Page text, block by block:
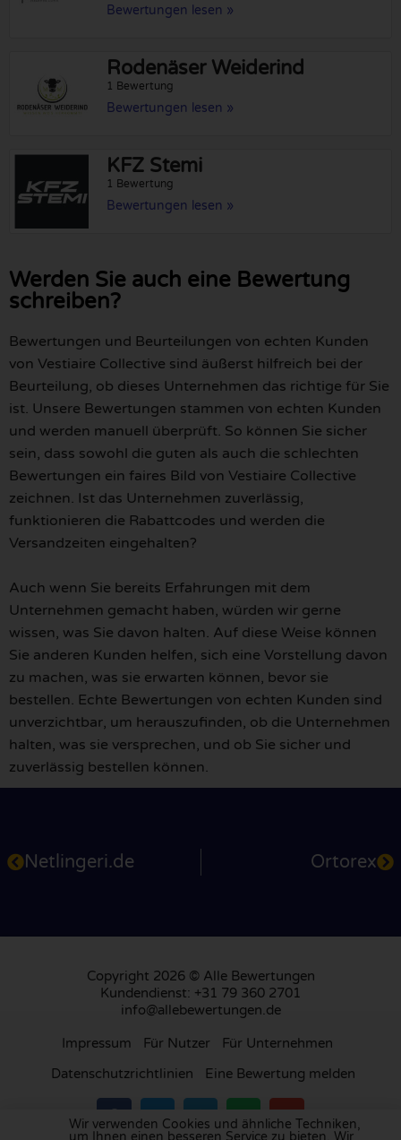
Bewertungen lesen »
Rodenäser Weiderind
1 Bewertung
Bewertungen lesen »
KFZ Stemi
1 Bewertung
Bewertungen lesen »
Werden Sie auch eine Bewertung
schreiben?
Bewertungen und Beurteilungen von echten Kunden
von Vestiaire Collective sind äußerst hilfreich bei der
Beurteilung, ob dieses Unternehmen das richtige für Sie
ist. Unsere Bewertungen stammen von echten Kunden
und werden manuell überprüft. So können Sie sicher
sein, dass sowohl die guten als auch die schlechten
Bewertungen ein faires Bild von Vestiaire Collective
zeichnen. Ist das Unternehmen zuverlässig,
funktionieren die Rabattcodes und werden die
Versandzeiten eingehalten?
Auch wenn Sie bereits Erfahrungen mit dem
Unternehmen gemacht haben, würden wir gerne
wissen, was Sie davon halten. Auf diese Weise können
Sie anderen Kunden helfen, sich eine Vorstellung davon
zu machen, was sie erwarten können, bevor sie
bestellen. Echte Bewertungen von echten Kunden sind
unverzichtbar, um herauszufinden, ob die Unternehmen
halten, was sie versprechen, und ob Sie sicher und
zuverlässig bestellen können.
Netlingeri.de Ortorex
Copyright 2026 © Alle Bewertungen
Kundendienst: +31 79 360 2701
info@allebewertungen.de
Impressum Für Nutzer
Für Unternehmen
Datenschutzrichtlinien
Eine Bewertung melden
Wir verwenden Cookies und ähnliche Techniken,
um Ihnen einen besseren Service zu bieten. Wir